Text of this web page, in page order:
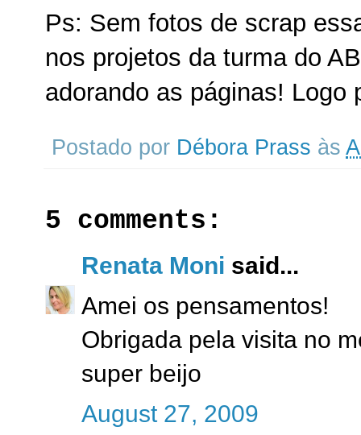
Ps: Sem fotos de scrap
nos projetos da turma do
adorando as páginas! Logo
Postado por Débora Prass às
5 comments:
Renata Moni said...
Amei os pensamentos!
Obrigada pela visita no
super beijo
August 27, 2009